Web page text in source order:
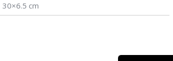
30×6.5 cm